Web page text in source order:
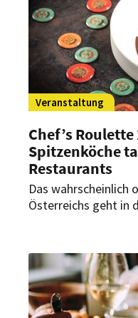
Veranstaltung
Chef’s Roulette
Spitzenköche
Restaurants
Das wahrscheinlich
Österreichs geht in
der Nachbarländer
Slowenien ihre
zum Menü ein